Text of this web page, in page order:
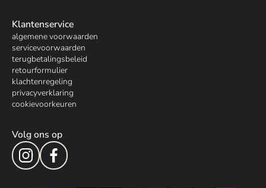
Klantenservice
algemene voorwaarden
servicevoorwaarden
terugbetalingsbeleid
retourformulier
klachtenregeling
privacyverklaring
cookievoorkeuren
Volg ons op